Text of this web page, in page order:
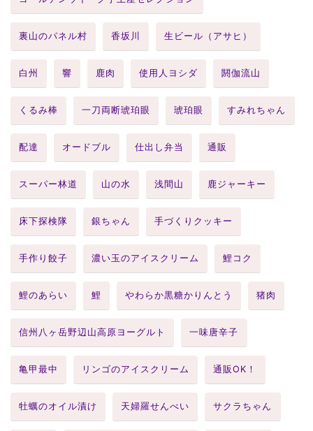
裏山のパネル村 香坂川 生ビール（アサヒ）
白州 響 鹿肉 使用人ヨシダ 閼伽流山
くるみ棒 一刀両断琥珀眼 琥珀眼 すみれちゃん
配達 オードブル 仕出し弁当 通販
スーパー林道 山の水 浅間山 鹿ジャーキー
床下探検隊 銀ちゃん 手づくりクッキー
手作り餃子 濃い玉のアイスクリーム 鯉コク
鯉のあらい 鯉 やわらか黒糖かりんとう 猪肉
信州八ヶ岳野辺山高原ヨーグルト 一味唐辛子
亀甲最中 リンゴのアイスクリーム 通販OK！
牡蠣のオイル漬け 天婦羅せんべい サクラちゃん